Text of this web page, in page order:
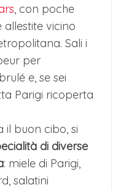
, con poche
vicino
Sali i
per
e, se sei
Parigi ricoperta
il buon cibo, si
di diverse
: miele di Parigi,
salatini